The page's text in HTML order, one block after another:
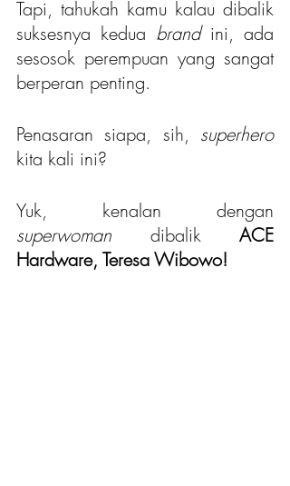
Tapi, tahukah kamu kalau dibalik
suksesnya kedua brand ini, ada
sesosok perempuan yang sangat
berperan penting.
Penasaran siapa, sih,
superhero
kita kali ini?
superwoman dibalik ACE
Hardware, Teresa Wibowo!